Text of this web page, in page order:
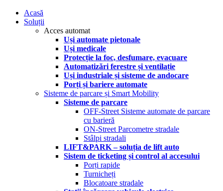
Acasă
Soluții
Acces automat
Uși automate pietonale
Uși medicale
Protecție la foc, desfumare, evacuare
Automatizări ferestre și ventilație
Uși industriale și sisteme de andocare
Porți și bariere automate
Sisteme de parcare și Smart Mobility
Sisteme de parcare
OFF-Street Sisteme automate de parcare
cu barieră
ON-Street Parcometre stradale
Stâlpi stradali
LIFT&PARK – soluția de lift auto
Sistem de ticketing și control al accesului
Porți rapide
Turnicheți
Blocatoare stradale